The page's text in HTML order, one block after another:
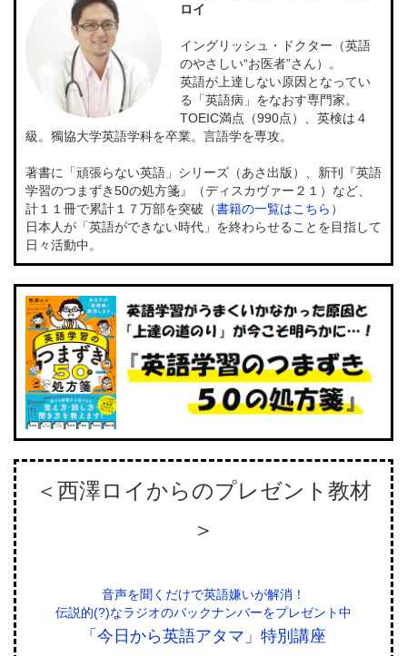
ロイ
イングリッシュ・ドクター（英語
のやさしい“お医者”さん）。
英語が上達しない原因となってい
る「英語病」をなおす専門家。
TOEIC満点（990点）、英検は４
級。獨協大学英語学科を卒業。言語学を専攻。
著書に「頑張らない英語」シリーズ（あさ出版）、新刊『英語
学習のつまずき50の処方箋』（ディスカヴァー２１）など、
計１１冊で累計１７万部を突破（書籍の一覧はこちら ）
日本人が「英語ができない時代」を終わらせることを目指して
日々活動中。
＜西澤ロイからのプレゼント教材
＞
音声を聞くだけで英語嫌いが解消！
伝説的(?)なラジオのバックナンバーをプレゼント中
「今日から英語アタマ」特別講座